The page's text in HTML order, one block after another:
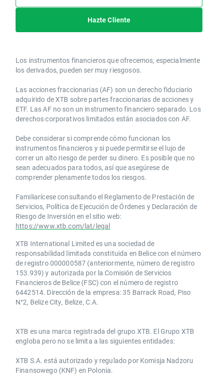
Hazte Cliente
Los instrumentos financieros que ofrecemos, especialmente
los derivados, pueden ser muy riesgosos.
Las acciones fraccionarias (AF) son un derecho fiduciario
adquirido de XTB sobre partes fraccionarias de acciones y
ETF. Las AF no son un instrumento financiero separado. Los
derechos corporativos limitados están asociados con AF.
Debe considerar si comprende cómo funcionan los
instrumentos financieros y si puede permitirse el lujo de
correr un alto riesgo de perder su dinero. Es posible que no
sean adecuados para todos, así que asegúrese de
comprender plenamente todos los riesgos.
Familiarícese consultando el Reglamento de Prestación de
Servicios, Política de Ejecución de Órdenes y Declaración de
Riesgo de Inversión en el sitio web:
https://www.xtb.com/lat/legal
XTB International Limited es una sociedad de
responsabilidad limitada constituida en Belice con el número
de registro 000000587 (anteriormente, número de registro
153.939) y autorizada por la Comisión de Servicios
Financieros de Belice (FSC) con el número de registro
6442514. Dirección de la empresa: 35 Barrack Road, Piso
N°2, Belize City, Belize, C.A.
​​XTB es una marca registrada del grupo XTB. El Grupo XTB
engloba pero no se limita a las siguientes entidades:
XTB S.A.​ está autorizado y regulado por Komisja Nadzoru
Finansowego (KNF) ​en Polonia.